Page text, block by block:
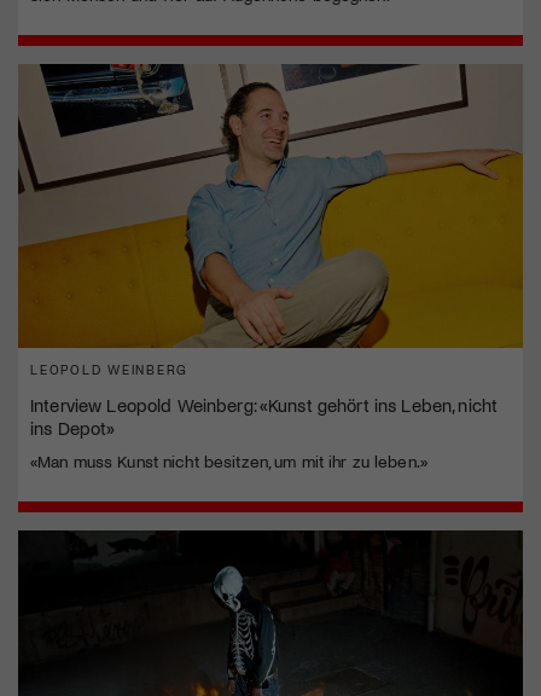
LEOPOLD WEINBERG
Interview Leopold Weinberg: «Kunst gehört ins Leben, nicht
ins Depot»
«Man muss Kunst nicht besitzen, um mit ihr zu leben.»